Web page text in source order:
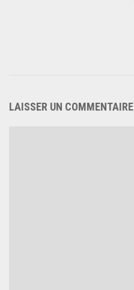
LAISSER UN COMMENTAIRE